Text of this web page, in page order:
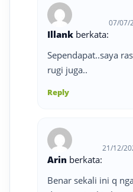
Illank berkata:
07/07/
Sependapat..saya
rugi juga..
Reply
Arin berkata:
21/12/
Benar sekali ini q